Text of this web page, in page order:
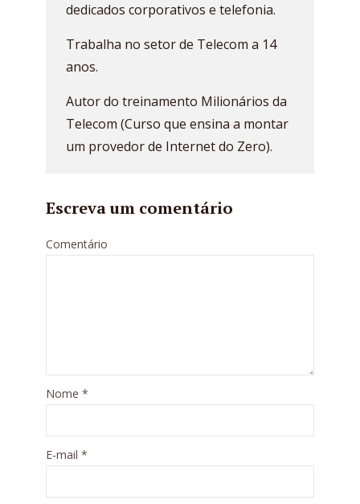
dedicados corporativos e telefonia.
Trabalha no setor de Telecom a 14
anos.
Autor do treinamento Milionários da
Telecom (Curso que ensina a montar
um provedor de Internet do Zero).
Escreva um comentário
Comentário
Nome *
E-mail *